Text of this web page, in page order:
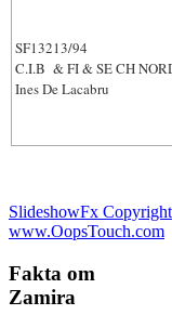
SF13213/94
C.I.B & FI & SE CH
Ines De Lacabru
SlideshowFx
www.OopsTouch.com
Fakta om
Zamira